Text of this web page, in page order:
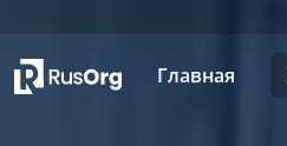
Главная